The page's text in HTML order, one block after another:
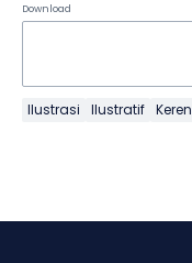
Download
Ilustrasi Ilustratif Keren